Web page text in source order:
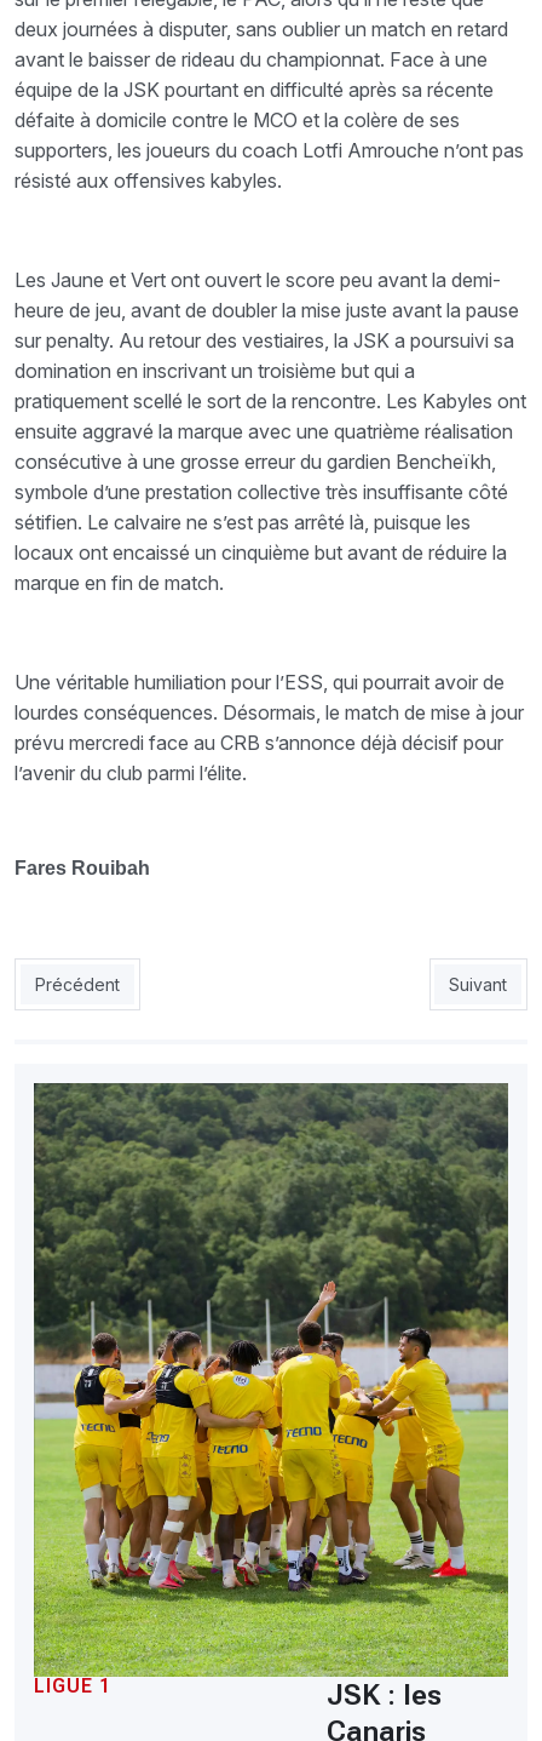
deux journées à disputer, sans oublier un match en retard
avant le baisser de rideau du championnat. Face à une
équipe de la JSK pourtant en difficulté après sa récente
défaite à domicile contre le MCO et la colère de ses
supporters, les joueurs du coach Lotfi Amrouche n’ont pas
résisté aux offensives kabyles.
Les Jaune et Vert ont ouvert le score peu avant la demi-
heure de jeu, avant de doubler la mise juste avant la pause
sur penalty. Au retour des vestiaires, la JSK a poursuivi sa
domination en inscrivant un troisième but qui a
pratiquement scellé le sort de la rencontre. Les Kabyles ont
ensuite aggravé la marque avec une quatrième réalisation
consécutive à une grosse erreur du gardien Bencheïkh,
symbole d’une prestation collective très insuffisante côté
sétifien. Le calvaire ne s’est pas arrêté là, puisque les
locaux ont encaissé un cinquième but avant de réduire la
marque en fin de match.
Une véritable humiliation pour l’ESS, qui pourrait avoir de
lourdes conséquences. Désormais, le match de mise à jour
prévu mercredi face au CRB s’annonce déjà décisif pour
l’avenir du club parmi l’élite.
Fares Rouibah
Article précédent : PAC 5 - CSC 3 : le CSC humilié au 20-Août
Précédent Article
Suivant
LIGUE 1
JSK : les
Canaris